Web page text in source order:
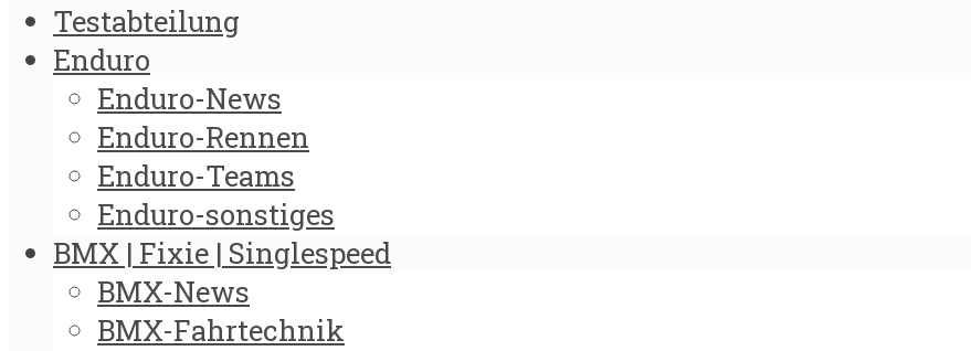
Testabteilung
Enduro
Enduro-News
Enduro-Rennen
Enduro-Teams
Enduro-sonstiges
BMX | Fixie | Singlespeed
BMX-News
BMX-Fahrtechnik